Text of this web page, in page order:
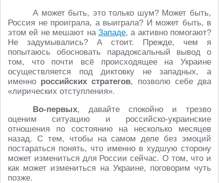
А может быть, это только шум? Может быть,
Россия не проиграла, а выиграла? И может быть, в
этом ей не мешают на Западе, а активно помогают?
Не задумывались? А стоит. Прежде, чем я
попытаюсь обосновать парадоксальный вывод о
том, что почти всё происходящее на Украине
осуществляется под диктовку не западных, а
именно российских стратегов, позволю себе два
«лирических отступления».
Во-первых, давайте спокойно и трезво
оценим ситуацию и российско-украинские
отношения по состоянию на несколько месяцев
назад. С тем, чтобы на самом деле без эмоций
постараться понять, что именно в худшую сторону
может измениться для России сейчас. О том, что и
как может измениться на Украине, поговорим чуть
позже.